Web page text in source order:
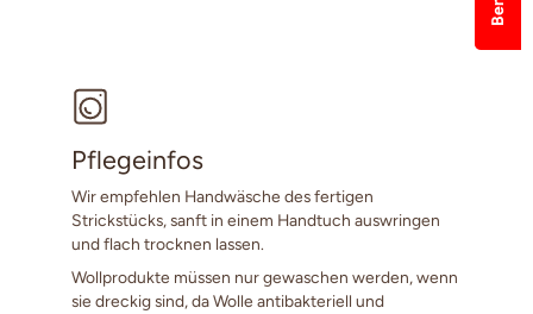
Pflegeinfos
Wir empfehlen Handwäsche des fertigen
Strickstücks, sanft in einem Handtuch auswringen
und flach trocknen lassen.
Wollprodukte müssen nur gewaschen werden, wenn
sie dreckig sind, da Wolle antibakteriell und